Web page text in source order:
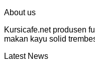
About us
Kursicafe.net produsen
makan kayu solid
Latest News